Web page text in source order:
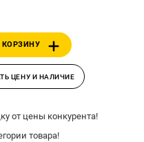
КОРЗИНУ
ЦЕНУ И НАЛИЧИЕ
от цены конкурента!
товара!